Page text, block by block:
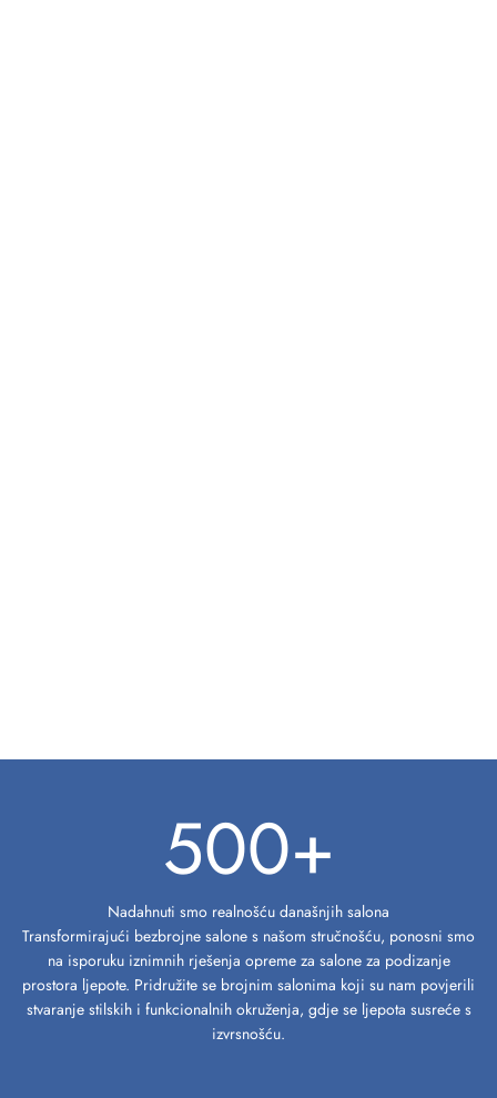
500+
Nadahnuti smo realnošću današnjih salona
Transformirajući bezbrojne salone s našom stručnošću, ponosni smo
na isporuku iznimnih rješenja opreme za salone za podizanje
prostora ljepote. Pridružite se brojnim salonima koji su nam povjerili
stvaranje stilskih i funkcionalnih okruženja, gdje se ljepota susreće s
izvrsnošću.